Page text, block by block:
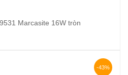
Marcasite 16W tròn
-43%